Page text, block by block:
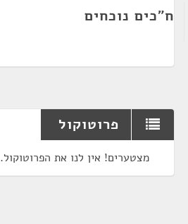
ח"כים נוכחים
פרוטוקול
מצטערים! אין לנו את הפרוטוקול.